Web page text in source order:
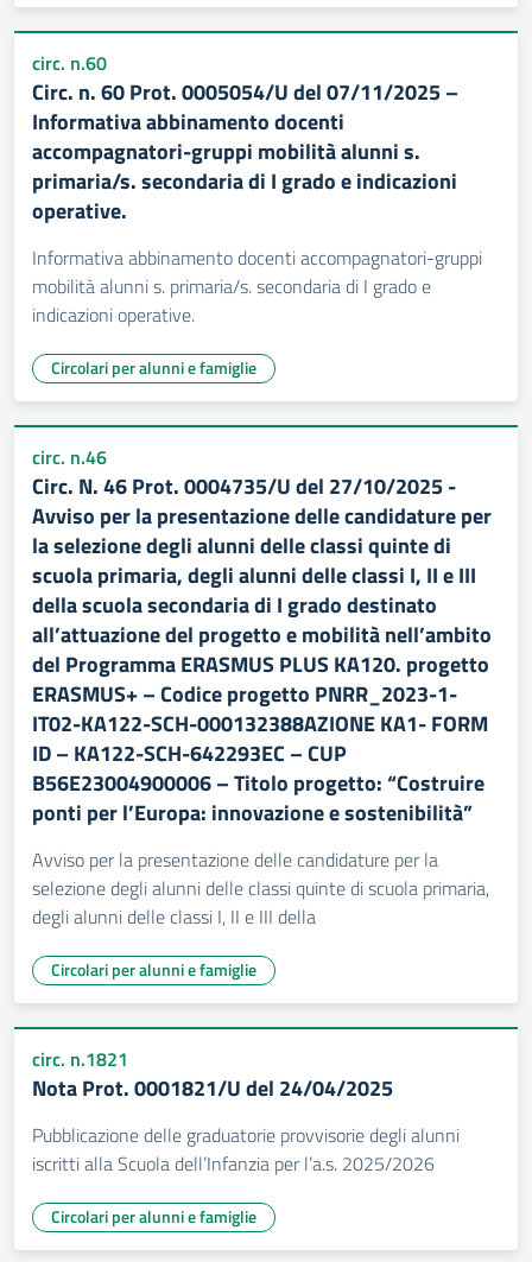
circ. n.60
Circ. n. 60 Prot. 0005054/U del 07/11/2025 –
Informativa abbinamento docenti
accompagnatori-gruppi mobilità alunni s.
primaria/s. secondaria di I grado e indicazioni
operative.
Informativa abbinamento docenti accompagnatori-gruppi
mobilità alunni s. primaria/s. secondaria di I grado e
indicazioni operative.
Circolari per alunni e famiglie
circ. n.46
Circ. N. 46 Prot. 0004735/U del 27/10/2025 -
Avviso per la presentazione delle candidature per
la selezione degli alunni delle classi quinte di
scuola primaria, degli alunni delle classi I, II e III
della scuola secondaria di I grado destinato
all’attuazione del progetto e mobilità nell’ambito
del Programma ERASMUS PLUS KA120. progetto
ERASMUS+ – Codice progetto PNRR_2023-1-
IT02-KA122-SCH-000132388AZIONE KA1- FORM
ID – KA122-SCH-642293EC – CUP
B56E23004900006 – Titolo progetto: “Costruire
ponti per l’Europa: innovazione e sostenibilità”
Avviso per la presentazione delle candidature per la
selezione degli alunni delle classi quinte di scuola primaria,
degli alunni delle classi I, II e III della
Circolari per alunni e famiglie
circ. n.1821
Nota Prot. 0001821/U del 24/04/2025
Pubblicazione delle graduatorie provvisorie degli alunni
iscritti alla Scuola dell’Infanzia per l’a.s. 2025/2026
Circolari per alunni e famiglie